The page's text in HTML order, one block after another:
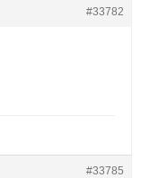
#33782
#33785